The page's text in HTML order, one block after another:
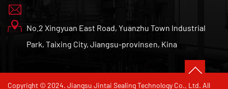
No.2 Xingyuan East Road, Yuanzhu Town Industrial
Park, Taixing City, Jiangsu-provinsen, Kina
Copyright © 2024. Jiangsu Jintai Sealing Technology Co., Ltd. All